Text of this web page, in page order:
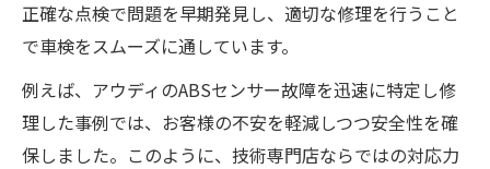
正確な点検で問題を早期発見し、適切な修理を行うこと
で車検をスムーズに通しています。
例えば、アウディのABSセンサー故障を迅速に特定し修
理した事例では、お客様の不安を軽減しつつ安全性を確
保しました。このように、技術専門店ならではの対応力